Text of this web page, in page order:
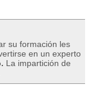
su formación les
en un experto
La impartición de